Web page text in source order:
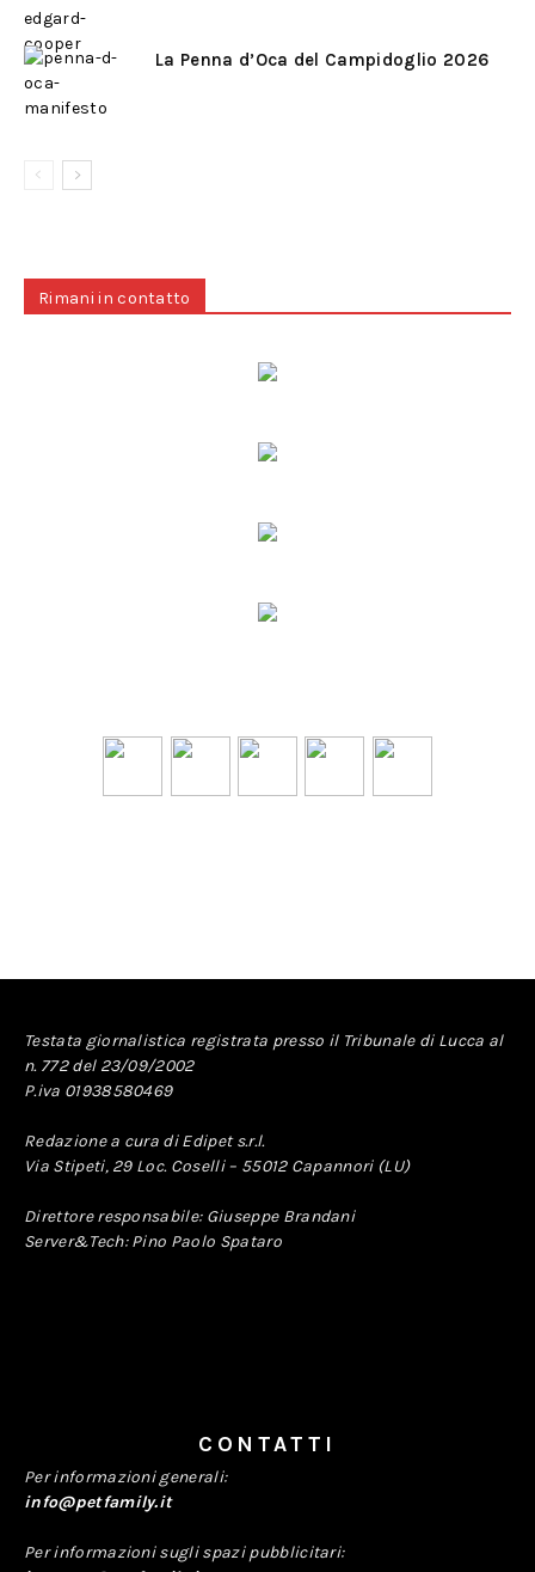
La Penna d’Oca del Campidoglio 2026
Rimani in contatto
Testata giornalistica registrata presso il Tribunale di Lucca al
n. 772 del 23/09/2002
P.iva 01938580469
Redazione a cura di Edipet s.r.l.
Via Stipeti, 29 Loc. Coselli – 55012 Capannori (LU)
Direttore responsabile: Giuseppe Brandani
Server&Tech: Pino Paolo Spataro
CONTATTI
Per informazioni generali:
info@petfamily.it
Per informazioni sugli spazi pubblicitari: